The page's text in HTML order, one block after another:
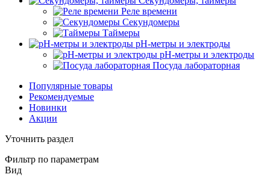
Реле времени
Секундомеры
Таймеры
pH-метры и электроды
pH-метры и электроды
Посуда лабораторная
Популярные товары
Рекомендуемые
Новинки
Акции
Уточнить раздел
Фильтр по параметрам
Вид